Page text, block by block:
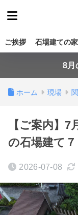
ご挨拶 石場建ての家
8月
ホーム 現場
【ご案内】
の石場建て
2026-07-08